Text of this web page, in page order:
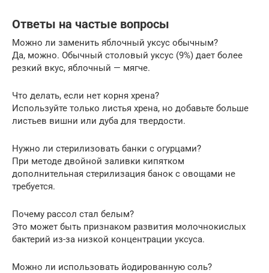
Ответы на частые вопросы
Можно ли заменить яблочный уксус обычным?
Да, можно. Обычный столовый уксус (9%) дает более
резкий вкус, яблочный — мягче.
Что делать, если нет корня хрена?
Используйте только листья хрена, но добавьте больше
листьев вишни или дуба для твердости.
Нужно ли стерилизовать банки с огурцами?
При методе двойной заливки кипятком
дополнительная стерилизация банок с овощами не
требуется.
Почему рассол стал белым?
Это может быть признаком развития молочнокислых
бактерий из-за низкой концентрации уксуса.
Можно ли использовать йодированную соль?